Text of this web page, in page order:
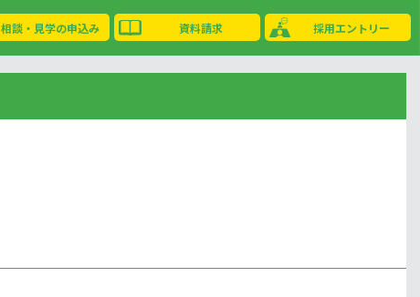
相談・見学の申込み 資料請求 採用エントリー